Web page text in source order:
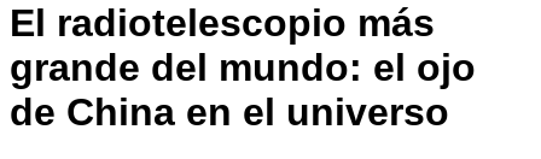
El radiotelescopio más
grande del mundo: el ojo
de China en el universo